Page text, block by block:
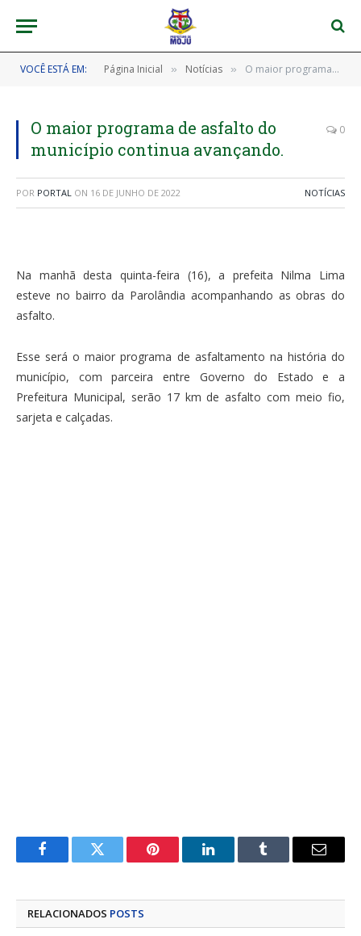
VOCÊ ESTÁ EM: Página Inicial » Notícias » O maior programa de asfalto do município continua avançando.
O maior programa de asfalto do
município continua avançando.
0
POR PORTAL ON 16 DE JUNHO DE 2022 NOTÍCIAS
Na manhã desta quinta-feira (16), a prefeita Nilma Lima
esteve no bairro da Parolândia acompanhando as obras do
asfalto.
Esse será o maior programa de asfaltamento na história do
município, com parceira entre Governo do Estado e a
Prefeitura Municipal, serão 17 km de asfalto com meio fio,
sarjeta e calçadas.
FacebookTwitter Pinterest LinkedInTumblr
E-
RELACIONADOS POSTS